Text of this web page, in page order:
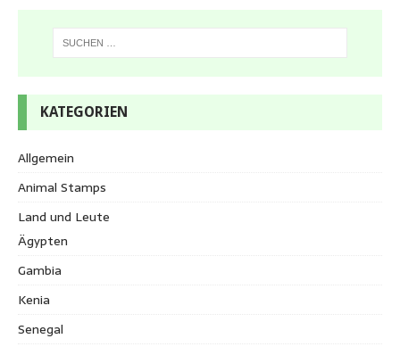
KATEGORIEN
Allgemein
Animal Stamps
Land und Leute
Ägypten
Gambia
Kenia
Senegal